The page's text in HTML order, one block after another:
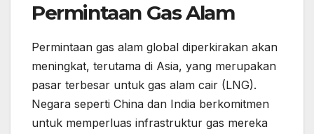
Permintaan Gas Alam
Permintaan gas alam global diperkirakan akan
meningkat, terutama di Asia, yang merupakan
pasar terbesar untuk gas alam cair (LNG).
Negara seperti China dan India berkomitmen
untuk memperluas infrastruktur gas mereka